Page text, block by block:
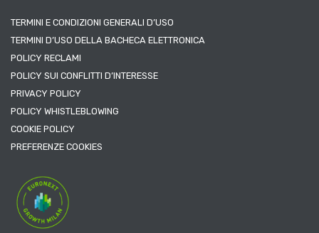
TERMINI E CONDIZIONI GENERALI D’USO
TERMINI D’USO DELLA BACHECA ELETTRONICA
POLICY RECLAMI
POLICY SUI CONFLITTI D’INTERESSE
PRIVACY POLICY
POLICY WHISTLEBLOWING
COOKIE POLICY
PREFERENZE COOKIES